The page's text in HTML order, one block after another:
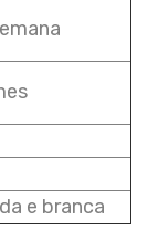
e branca